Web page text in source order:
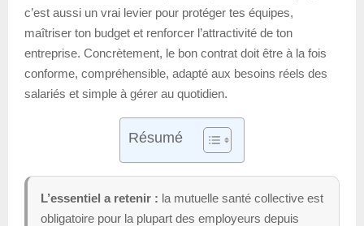
c’est aussi un vrai levier pour protéger tes équipes,
maîtriser ton budget et renforcer l’attractivité de ton
entreprise. Concrètement, le bon contrat doit être à la fois
conforme, compréhensible, adapté aux besoins réels des
salariés et simple à gérer au quotidien.
Résumé
L’essentiel a retenir : la mutuelle santé collective est
obligatoire pour la plupart des employeurs depuis